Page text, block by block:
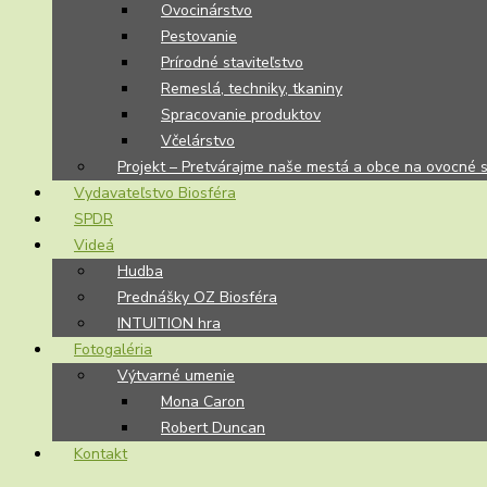
Ovocinárstvo
Pestovanie
Prírodné staviteľstvo
Remeslá, techniky, tkaniny
Spracovanie produktov
Včelárstvo
Projekt – Pretvárajme naše mestá a obce na ovocné
Vydavateľstvo Biosféra
SPDR
Videá
Hudba
Prednášky OZ Biosféra
INTUITION hra
Fotogaléria
Výtvarné umenie
Mona Caron
Robert Duncan
Kontakt